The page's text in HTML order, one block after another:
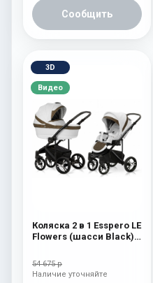
Сообщить
3D
Видео
Коляска 2 в 1 Esspero LE
Flowers (шасси Black)
54 675 р
Наличие уточняйте